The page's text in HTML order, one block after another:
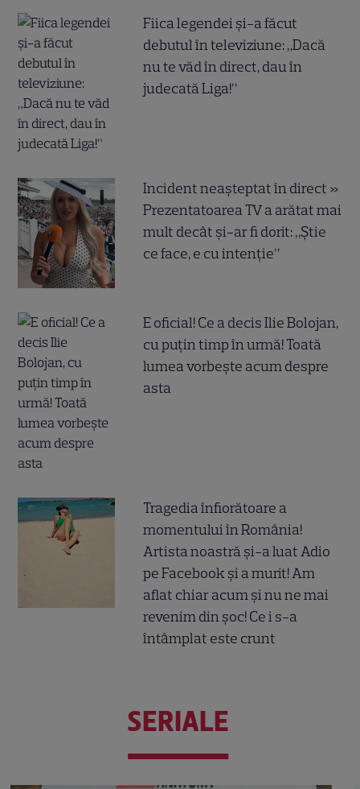
Fiica legendei și-a făcut
debutul în televiziune: „Dacă
nu te văd în direct, dau în
judecată Liga!”
Incident neașteptat în direct »
Prezentatoarea TV a arătat mai
mult decât și-ar fi dorit: „Știe
ce face, e cu intenție”
E oficial! Ce a decis Ilie Bolojan,
cu puțin timp în urmă! Toată
lumea vorbește acum despre
asta
Tragedia înfiorătoare a
momentului în România!
Artista noastră și-a luat Adio
pe Facebook și a murit! Am
aflat chiar acum și nu ne mai
revenim din șoc! Ce i s-a
întâmplat este crunt
SERIALE